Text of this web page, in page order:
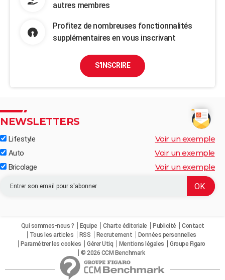
autres membres
Profitez de nombreuses fonctionnalités
supplémentaires en vous inscrivant
S'INSCRIRE
NEWSLETTERS
Lifestyle Voir un exemple
Auto Voir un exemple
Bricolage Voir un exemple
Qui sommes-nous ? Equipe Charte éditoriale Publicité
Contact
Tous les articles
RSS Recrutement
Données personnelles
Paramétrer les cookies
Gérer Utiq Mentions légales
Groupe Figaro
© 2026 CCM Benchmark